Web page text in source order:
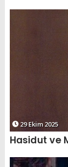
29 Ekim 2025
Hasidut ve